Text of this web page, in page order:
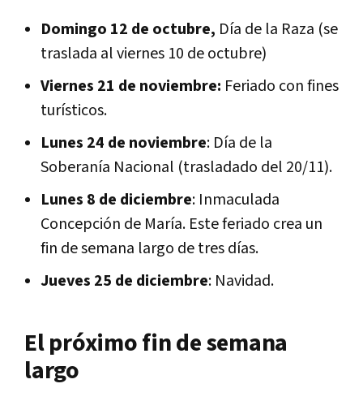
Domingo 12 de octubre, Día de la Raza (se
traslada al viernes 10 de octubre)
Viernes 21 de noviembre: Feriado con fines
turísticos.
Lunes 24 de noviembre: Día de la
Soberanía Nacional (trasladado del 20/11).
Lunes 8 de diciembre: Inmaculada
Concepción de María. Este feriado crea un
fin de semana largo de tres días.
Jueves 25 de diciembre: Navidad.
El próximo fin de semana
largo